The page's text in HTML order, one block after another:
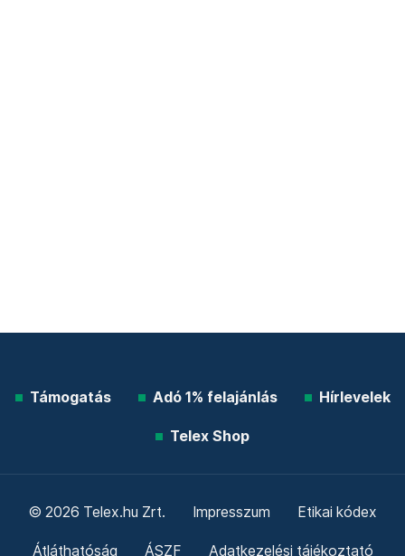
Támogatás Adó 1% felajánlás Hírlevelek
Telex Shop
© 2026 Telex.hu Zrt. Impresszum Etikai kódex
Átláthatóság ÁSZF Adatkezelési tájékoztató